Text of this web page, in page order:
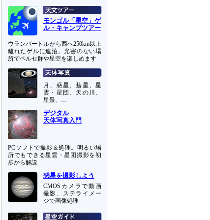
モンゴル「星空」ゲ
ル・キャンプツアー
ウランバートルから西へ250km以上
離れたゲルに連泊。光害のない場
所でペルセ群や星空を楽しめます
月、惑星、彗星、星
雲・星団、天の川、
星景、…
デジタル
天体写真入門
PCソフトで撮影＆処理。明るい場
所でもできる星雲・星団撮影を初
歩から解説
惑星を撮影しよう
CMOSカメラで動画
撮影、ステライメー
ジで画像処理